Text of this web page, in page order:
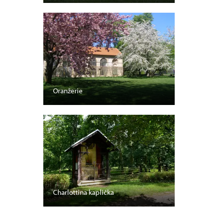
Oranžerie
Charlottina kaplička